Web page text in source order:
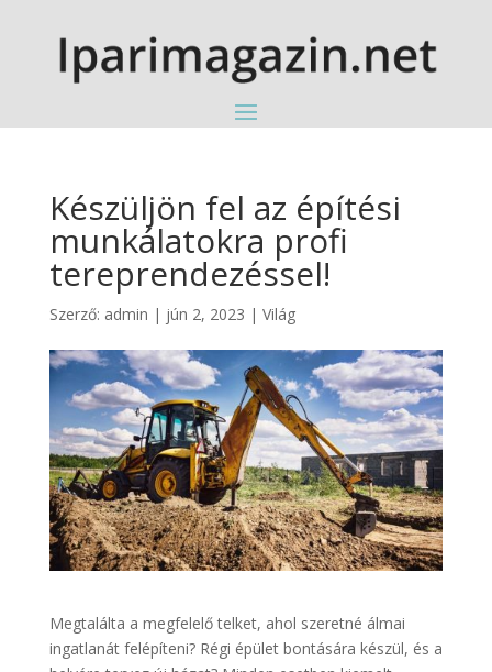
Készüljön fel az építési
munkálatokra profi
tereprendezéssel!
Szerző: admin | jún 2, 2023 | Világ
Megtalálta a megfelelő telket, ahol szeretné álmai
ingatlanát felépíteni? Régi épület bontására készül, és a